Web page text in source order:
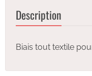
Description
Biais tout textile